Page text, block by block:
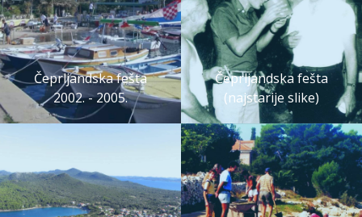
Čeprljandska fešta
2002. - 2005.
Čeprljandska fešta
(najstarije slike)